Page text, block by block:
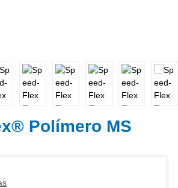
Polímero MS